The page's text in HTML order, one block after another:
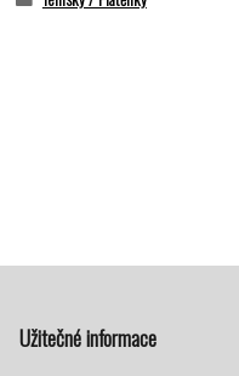
Užitečné informace